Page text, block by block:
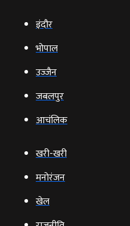
इंदौर
भोपाल
उज्‍जैन
जबलपुर
आचंलिक
खरी-खरी
मनोरंजन
खेल